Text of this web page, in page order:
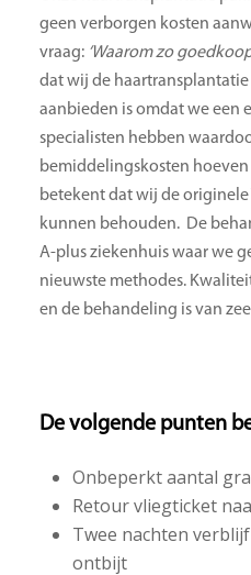
geen verborgen kosten
vraag: ‘Waarom zo
dat wij de
aanbieden is omdat we een
specialisten hebben
bemiddelingskosten
betekent dat wij de
kunnen behouden. De
A-plus ziekenhuis waar we
nieuwste methodes.
en de behandeling is van
De volgende punten
Onbeperkt aantal
Retour vliegticket
Twee nachten
ontbijt